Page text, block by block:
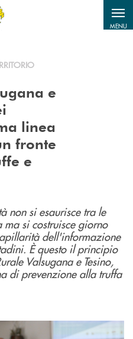
MENU
e
linea
fronte
e
non si esaurisce tra le
si costruisce giorno
dell'informazione
È questo il principio
Valsugana e Tesino,
di prevenzione alla truffa